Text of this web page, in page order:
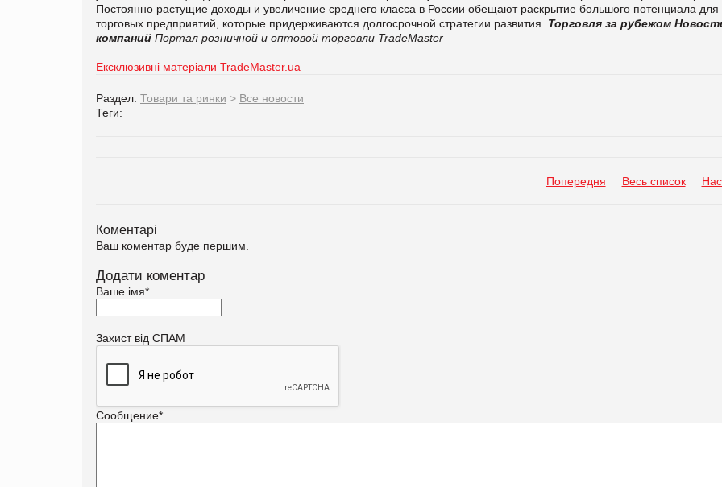
Постоянно растущие доходы и увеличение среднего класса в России обещают раскрытие большого потенциала для
торговых предприятий, которые придерживаются долгосрочной стратегии развития. Торговля за рубежом
компаний Портал розничной и оптовой торговли TradeMaster
Ексклюзивні матеріали TradeMaster.ua
Раздел: Товари та ринки > Все новости
Теги:
Попередня Весь список
Коментарі
Ваш коментар буде першим.
Додати коментар
Ваше імя*
Захист від СПАМ
Сообщение*